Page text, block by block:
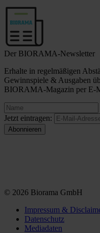
Der BIORAMA-Newsletter
Erhalte in regelmäßigen
Gewinnspiele & Ausgaben
BIORAMA-Magazin per E-
Jetzt eintragen:
© 2026 Biorama GmbH
Impressum &
Datenschutz
Mediadaten